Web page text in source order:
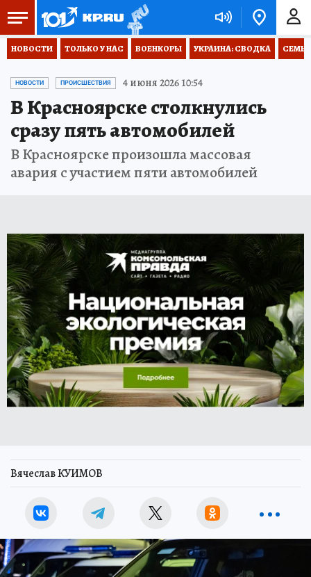
НОВОСТИ ТОЛЬКО У НАС ВОЕНКОРЫ УКРАИНА: СВОДКА
НОВОСТИ ПРОИСШЕСТВИЯ 4 июня 2026 10:54
В Красноярске столкнулись
сразу пять автомобилей
В Красноярске произошла массовая
авария с участием пяти автомобилей
Вячеслав КУИМОВ